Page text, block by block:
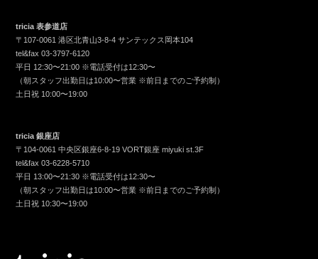
tricia 表参道店
〒107-0061 港区北青山3-8-4 サンテックス岡本104
tel&fax03-3797-6120
平日 12:30〜21:00 ※電話受付は12:30〜
（朝スタッフ出勤日は10:00〜営業 ※前日までのご予約制）
土日祝 10:00〜19:00
tricia 銀座店
〒104-0061 中央区銀座6-8-19 VORT銀座 miyuki st.3F
tel&fax03-6228-5710
平日 13:00〜21:30 ※電話受付は12:30〜
（朝スタッフ出勤日は10:00〜営業 ※前日までのご予約制）
土日祝 10:30〜19:00